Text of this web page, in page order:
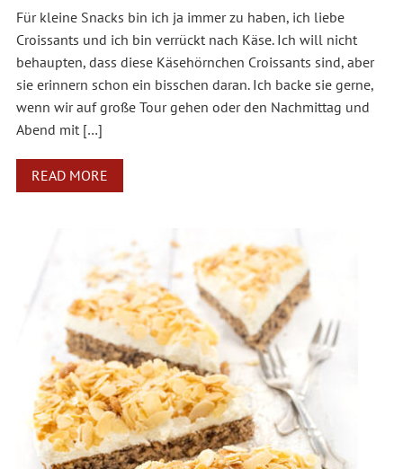
Für kleine Snacks bin ich ja immer zu haben, ich liebe
Croissants und ich bin verrückt nach Käse. Ich will nicht
behaupten, dass diese Käsehörnchen Croissants sind, aber
sie erinnern schon ein bisschen daran. Ich backe sie gerne,
wenn wir auf große Tour gehen oder den Nachmittag und
Abend mit […]
READ MORE